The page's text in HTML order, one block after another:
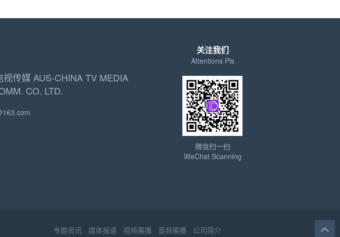
传媒 AUS-CHINA TV MEDIA
CO. LTD.
关注我们
Attentions Pls
微信扫一扫
WeChat Scanning
专题资讯 媒体报道 视频展播 音频展播 公司简介